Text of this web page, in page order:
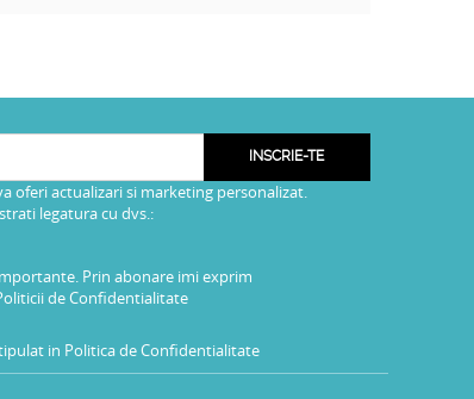
INSCRIE-TE
oferi actualizari si marketing personalizat.
legatura cu dvs.:
Prin abonare imi exprim
de Confidentialitate
in Politica de Confidentialitate